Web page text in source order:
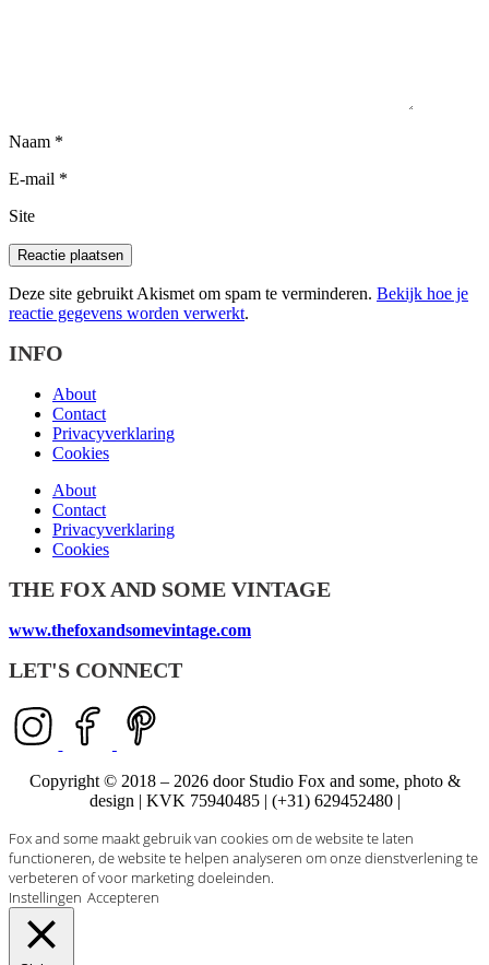
Naam *
E-mail *
Site
Deze site gebruikt Akismet om spam te verminderen. Bekijk hoe je
reactie gegevens worden verwerkt.
INFO
About
Contact
Privacyverklaring
Cookies
About
Contact
Privacyverklaring
Cookies
THE FOX AND SOME VINTAGE
www.thefoxandsomevintage.com
LET'S CONNECT
Copyright © 2018 – 2026 door Studio Fox and some, photo &
design | KVK 75940485 | (+31) 629452480 |
Fox and some maakt gebruik van cookies om de website te laten
functioneren, de website te helpen analyseren om onze dienstverlening te
verbeteren of voor marketing doeleinden.
Instellingen Accepteren